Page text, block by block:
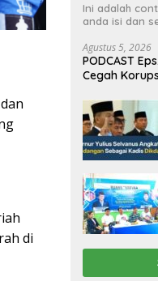
di
Ini adalah
anda isi dan
Agustus 5, 2026
PODCAST
Cegah